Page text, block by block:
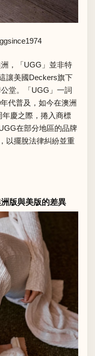
，「UGG」並非特
讓美國Deckers旗下
堂。「UGG」一詞
代普及，如今在澳洲
慶之際，捲入商標
在部分地區的品牌
以擺脫法律糾紛並重
版與美版的差異